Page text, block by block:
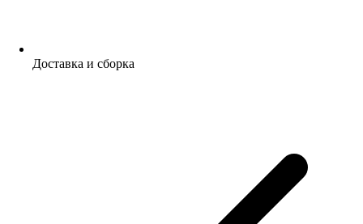
Доставка и сборка